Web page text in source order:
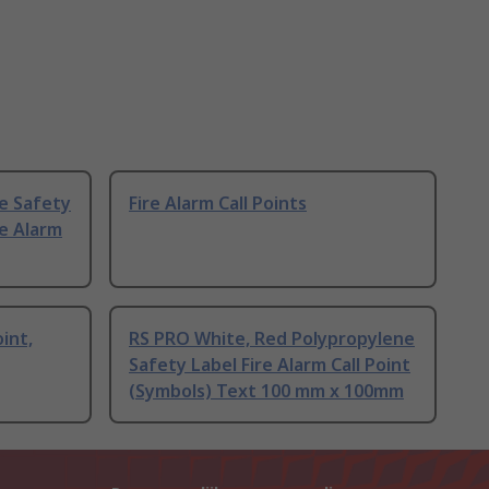
Safety
Alarm
Fire Alarm Call Points
RS PRO White, Red Polypropylene
Safety Label Fire Alarm Call Point
(Symbols) Text 100 mm x 100mm